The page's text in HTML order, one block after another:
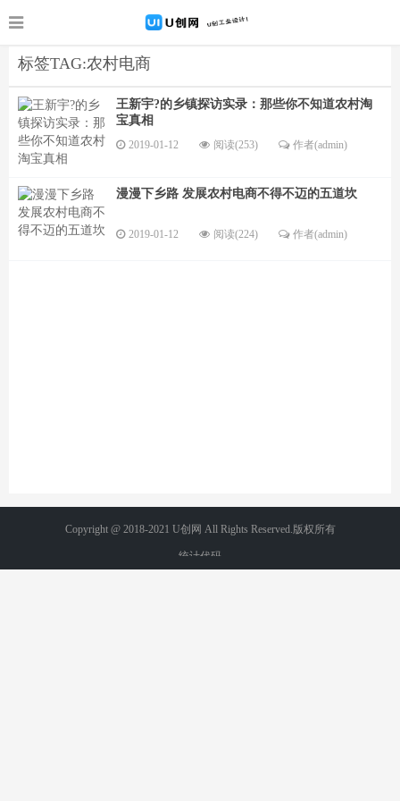
标签TAG:农村电商
王新宇?的乡镇探访实录：那些你不知道农村淘
宝真相
2019-01-12 阅读(253) 作者(admin)
漫漫下乡路 发展农村电商不得不迈的五道坎
2019-01-12 阅读(224) 作者(admin)
Copyright @ 2018-2021 U创网 All Rights Reserved.版权所有
统计代码